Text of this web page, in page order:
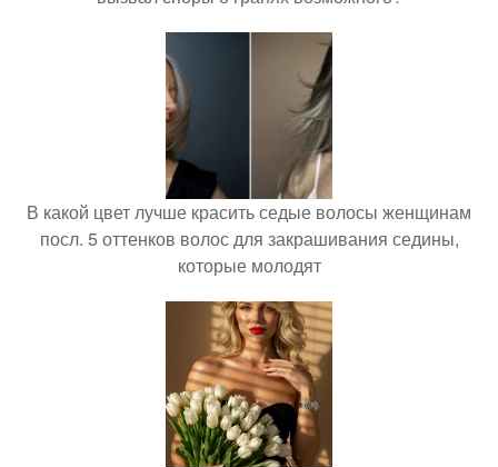
В какой цвет лучше красить седые волосы женщинам
посл. 5 оттенков волос для закрашивания седины,
которые молодят